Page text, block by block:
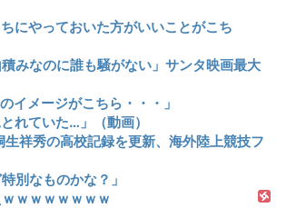
にやっておいた方がいいことがこち
みなのに誰も騒がない」サンタ映画最大
イメージがこちら・・・」
れていた…」（動画）
祥秀の高校記録を更新、海外陸上競技フ
別なものかな？」
ｗｗｗｗｗｗｗ